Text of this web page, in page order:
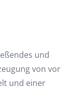
und
von vor
und einer